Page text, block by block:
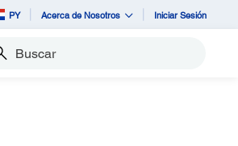
PY Acerca de Nosotros Iniciar Sesión